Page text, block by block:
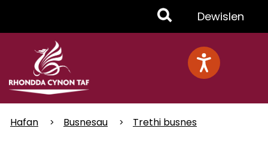
Toggle
Menu
Dewislen
Hafan Busnesau Trethi busnes